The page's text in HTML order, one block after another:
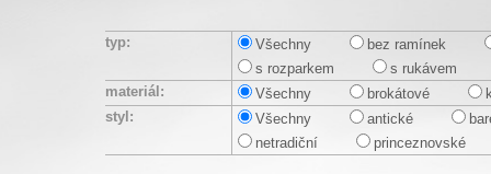
typ: Všechny
bez ramínek
s rozparkem
s rukávem
materiál:
Všechny brokátové
styl:
Všechny antické
netradiční
princeznovské